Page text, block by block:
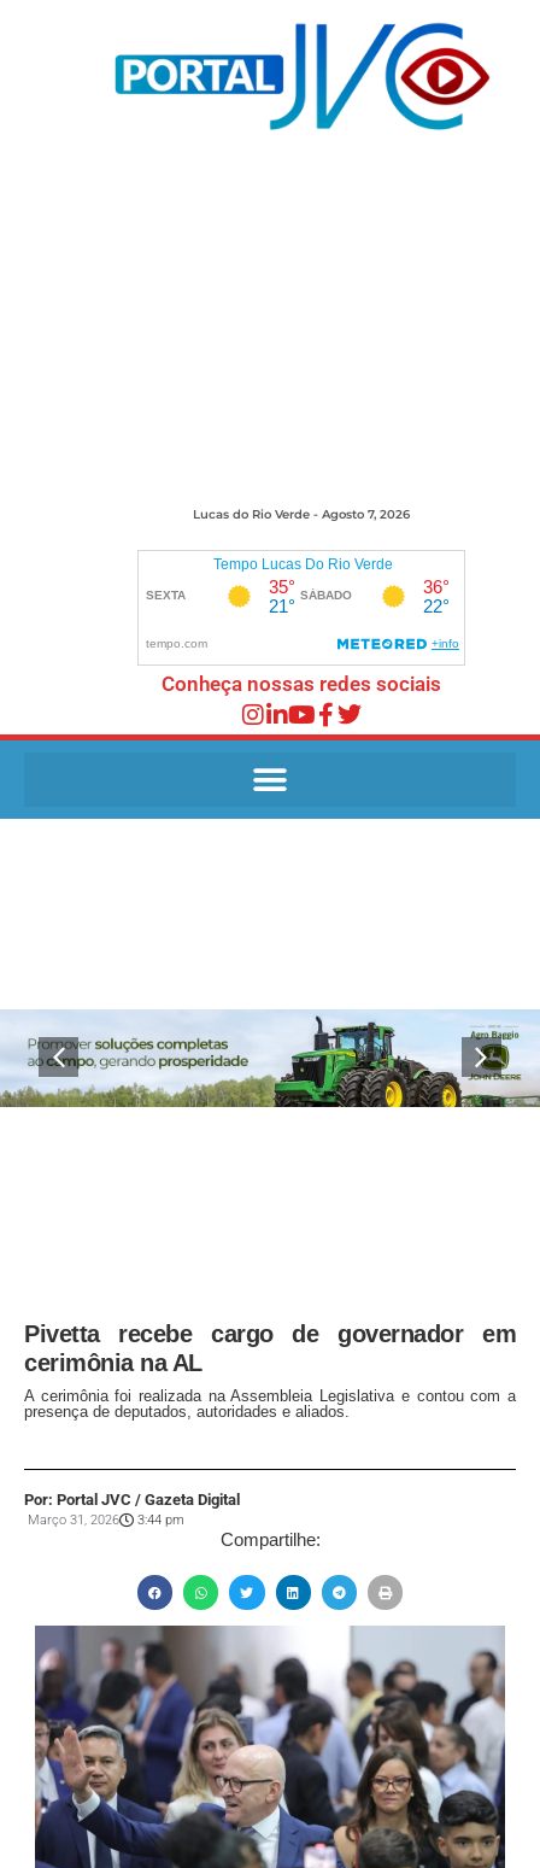
Lucas do Rio Verde - Agosto 7, 2026
Conheça nossas redes sociais
Pivetta recebe cargo de governador em
cerimônia na AL
A cerimônia foi realizada na Assembleia Legislativa e contou com a
presença de deputados, autoridades e aliados.
Por: Portal JVC / Gazeta Digital
Março 31, 2026 3:44 pm
Compartilhe: